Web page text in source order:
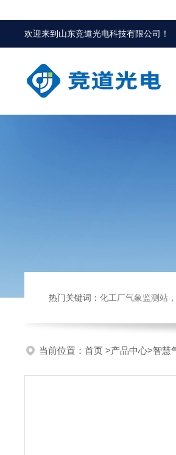
欢迎来到 山东竞道光电科技有限公司 ！
热门关键词： 化工厂气象监测站，
当前位置： 首页 >产品中心>智慧